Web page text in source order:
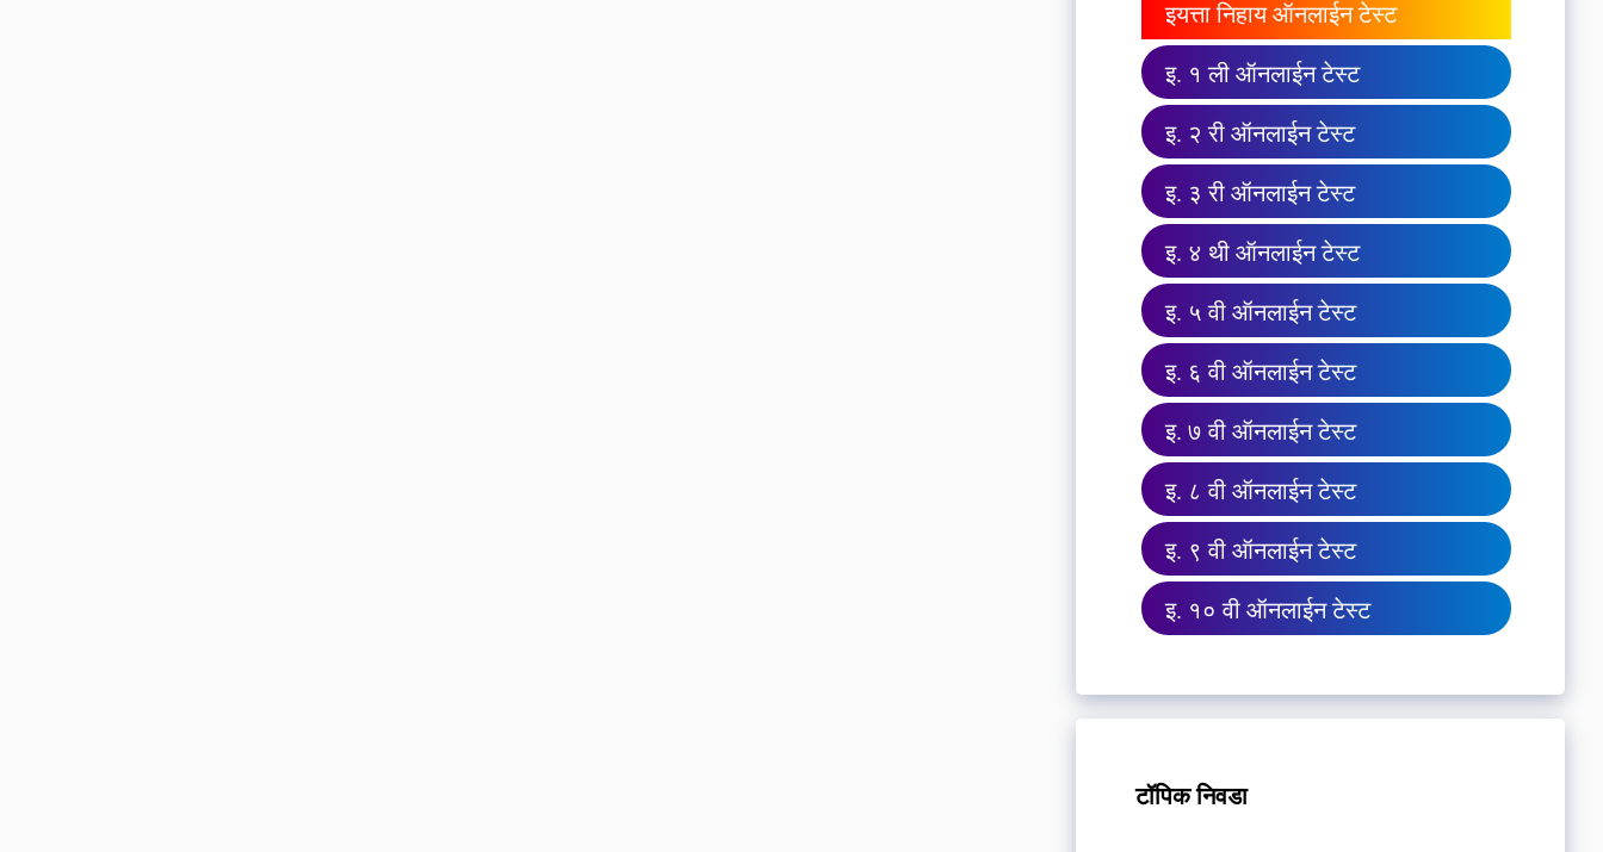
इयत्ता निहाय ऑनलाईन टेस्ट
इ. १ ली ऑनलाईन टेस्ट
इ. २ री ऑनलाईन टेस्ट
इ. ३ री ऑनलाईन टेस्ट
इ. ४ थी ऑनलाईन टेस्ट
इ. ५ वी ऑनलाईन टेस्ट
इ. ६ वी ऑनलाईन टेस्ट
इ. ७ वी ऑनलाईन टेस्ट
इ. ८ वी ऑनलाईन टेस्ट
इ. ९ वी ऑनलाईन टेस्ट
इ. १० वी ऑनलाईन टेस्ट
टॉपिक निवडा